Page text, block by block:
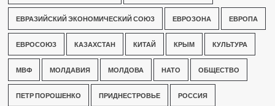
ЕВРАЗИЙСКИЙ ЭКОНОМИЧЕСКИЙ СОЮЗ ЕВРОЗОНА ЕВРОПА
ЕВРОСОЮЗ КАЗАХСТАН КИТАЙ КРЫМ КУЛЬТУРА
МВФ МОЛДАВИЯ МОЛДОВА НАТО ОБЩЕСТВО
ПЕТР ПОРОШЕНКО ПРИДНЕСТРОВЬЕ РОССИЯ